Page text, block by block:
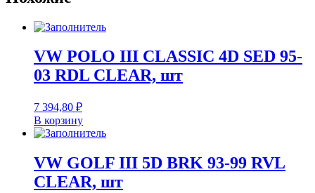
VW POLO III CLASSIC 4D SED 95-
03 RDL CLEAR, шт
7 394,80 ₽
В корзину
VW GOLF III 5D BRK 93-99 RVL
CLEAR, шт